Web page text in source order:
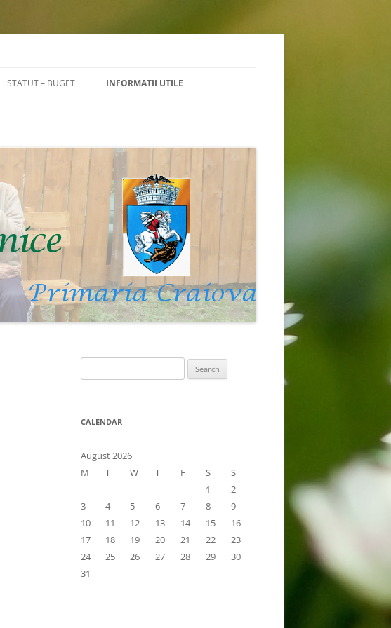
STATUT – BUGET
TRANSPARENTA VENITURILOR
SALARIALE
INFORMATII UTILE
MEDIU
GHIDUL BENEFICIARULUI
COD DE ETICĂ
LEGISLATIE
RAPORT DE ACTIVITATE
for:
CALENDAR
August 2026
M
T W T F S
S
1
2
3
4 5 6 7 8
9
10
11 12 13 14 15
16
17
18 19 20 21 22
23
24
25 26 27 28 29
30
31